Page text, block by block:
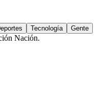
Tecnología Gente
Nación.